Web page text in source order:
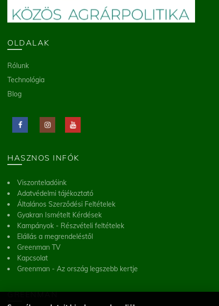
OLDALAK
Rólunk
Technológia
Blog
HASZNOS INFÓK
Viszonteladóink
Adatvédelmi tájékoztató
Általános Szerződési Feltételek
Gyakran Ismételt Kérdések
Kampányok - Részvételi feltételek
Elállás a megrendeléstől
Greenman TV
Kapcsolat
Greenman - Az ország legszebb kertje
GREENMAN